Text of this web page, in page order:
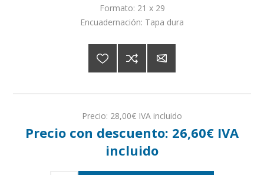
Formato: 21 x 29
Encuadernación: Tapa dura
Precio: 28,00€ IVA incluido
Precio con descuento: 26,60€ IVA
incluido